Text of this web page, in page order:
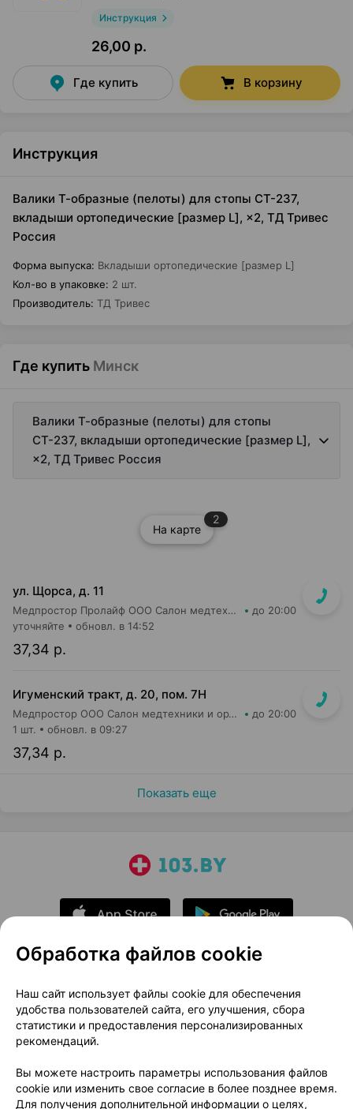
Инструкция
26,00 р.
Где купить В корзину
Инструкция
Валики Т-образные (пелоты) для стопы СТ-237,
вкладыши ортопедические [размер L], ×2, ТД Тривес
Россия
Форма выпуска: Вкладыши ортопедические [размер L]
Кол-во в упаковке: 2 шт.
Производитель: ТД Тривес
Где купить Минск
Валики Т-образные (пелоты) для стопы
СТ-237, вкладыши ортопедические [размер L],
×2, ТД Тривес Россия
На карте
2
ул. Щорса, д. 11
Медпростор Пролайф ООО Салон медтехники и ортопедии №30 до 20:00
37,34 р.
уточняйте обновл. в 14:52
Игуменский тракт, д. 20, пом. 7Н
Медпростор ООО Салон медтехники и ортопедии №4 до 20:00
37,34 р.
1 шт. обновл. в 09:27
Показать еще
О проекте
Новости проекта
Размещение рекламы
Медицинский маркетинг
Публичный договор
Доставка
Способы оплаты
Вакансии
Партнеры
Написать руководителю 103.by
Обработка файлов cookie
Наш сайт использует файлы cookie для обеспечения
удобства пользователей сайта, его улучшения, сбора
статистики и предоставления персонализированных
рекомендаций.
Вы можете настроить параметры использования файлов
cookie или изменить свое согласие в более позднее время.
Для получения дополнительной информации о целях,